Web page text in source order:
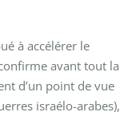
à accélérer le
avant tout la
d’un point de vue
israélo-arabes),